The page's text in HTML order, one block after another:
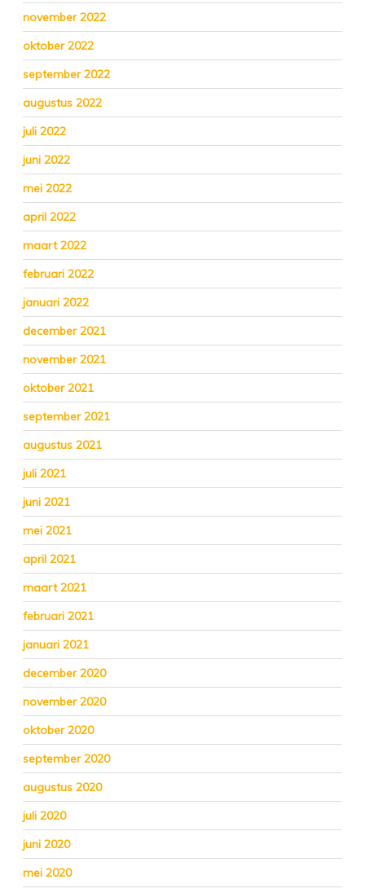
november 2022
oktober 2022
september 2022
augustus 2022
juli 2022
juni 2022
mei 2022
april 2022
maart 2022
februari 2022
januari 2022
december 2021
november 2021
oktober 2021
september 2021
augustus 2021
juli 2021
juni 2021
mei 2021
april 2021
maart 2021
februari 2021
januari 2021
december 2020
november 2020
oktober 2020
september 2020
augustus 2020
juli 2020
juni 2020
mei 2020